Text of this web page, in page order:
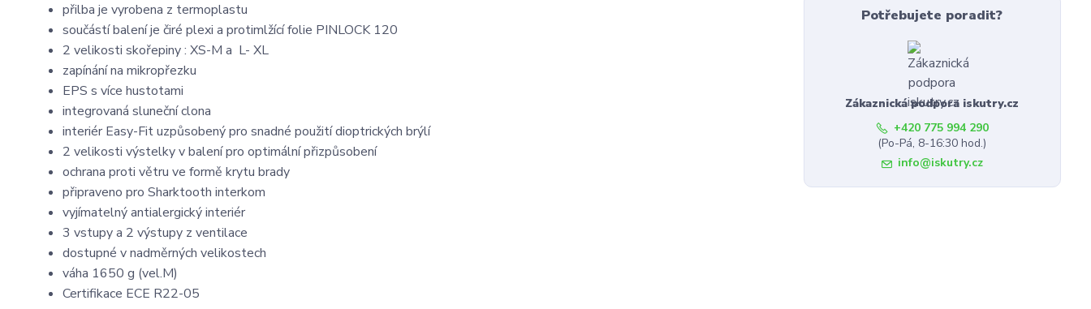
přilba je vyrobena z termoplastu
součástí balení je čiré plexi a protimlžící folie PINLOCK 120
2 velikosti skořepiny : XS-M a L- XL
zapínání na mikropřezku
EPS s více hustotami
integrovaná sluneční clona
interiér Easy-Fit uzpůsobený pro snadné použití dioptrických brýlí
2 velikosti výstelky v balení pro optimální přizpůsobení
ochrana proti větru ve formě krytu brady
připraveno pro Sharktooth interkom
vyjímatelný antialergický interiér
3 vstupy a 2 výstupy z ventilace
dostupné v nadměrných velikostech
váha 1650 g (vel.M)
Certifikace ECE R22-05
Potřebujete poradit?
Zákaznická podpora iskutry.cz
+420 775 994 290
(Po-Pá, 8-16:30 hod.)
info@iskutry.cz